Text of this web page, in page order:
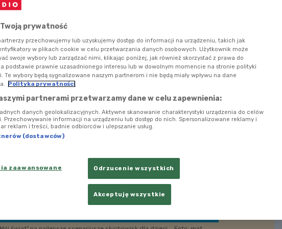
Radia oraz Stowarzyszenia Autorów ZAiKS.
zostaną zrealizowane i wyemitowane na antenie
Twoją prywatność
przechowujemy lub uzyskujemy dostęp do informacji na urządzeniu, takich jak
w plikach cookie w celu przetwarzania danych osobowych. Użytkownik może
swoje wybory lub zarządzać nimi, klikając poniżej, jak również skorzystać z prawa do
podstawie prawnie uzasadnionego interesu lub w dowolnym momencie na stronie polityki
Te wybory będą sygnalizowane naszym partnerom i nie będą miały wpływu na dane
Polityka prywatności
partnerami przetwarzamy dane w celu zapewnienia:
danych geolokalizacyjnych. Aktywne skanowanie charakterystyki urządzenia do celów
Przechowywanie informacji na urządzeniu lub dostęp do nich. Spersonalizowane reklamy i
reklam i treści, badnie odbiorców i ulepszanie usług.
(dostawców)
zaawansowane Odrzucenie wszystkich
Akceptuję wszystkie